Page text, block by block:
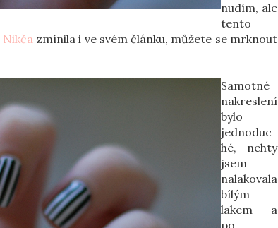
nudím, ale
tento
Nikčazmínila i ve svém článku, můžete se mrknout
Samotné
nakreslení
bylo
jednoduc
hé, nehty
jsem
nalakovala
bílým
lakem a
po